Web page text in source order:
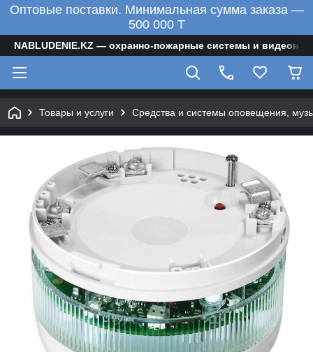
Оптовые поставки. Минимальная сумма заказа —
500 000 T
NABLUDENIE.KZ — охранно-пожарные системы и
Товары и услуги Средства и системы оповещения,